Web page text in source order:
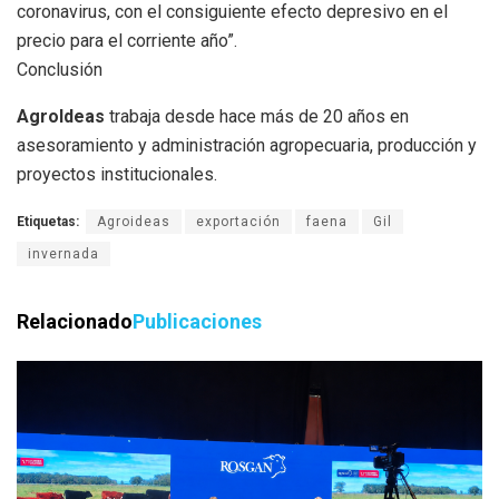
coronavirus, con el consiguiente efecto depresivo en el
precio para el corriente año”.
Conclusión
AgroIdeas trabaja desde hace más de 20 años en
asesoramiento y administración agropecuaria, producción y
proyectos institucionales.
Etiquetas: Agroideas exportación faena Gil
invernada
RelacionadoPublicaciones